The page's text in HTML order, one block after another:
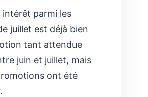
intérêt parmi les
juillet est déjà bien
tant attendue
juin et juillet, mais
ont été